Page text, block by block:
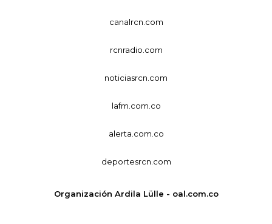
canalrcn.com
rcnradio.com
noticiasrcn.com
lafm.com.co
alerta.com.co
deportesrcn.com
Organización Ardila Lülle - oal.com.co